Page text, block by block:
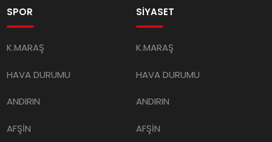
SPOR
K.MARAŞ
HAVA DURUMU
ANDIRIN
AFŞİN
SİYASET
K.MARAŞ
HAVA DURUMU
ANDIRIN
AFŞİN